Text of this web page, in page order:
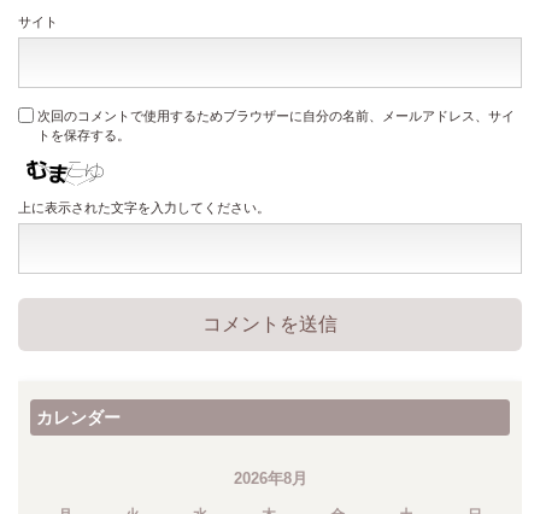
サイト
次回のコメントで使用するためブラウザーに自分の名前、メールアドレス、サイ
トを保存する。
上に表示された文字を入力してください。
カレンダー
2026年8月